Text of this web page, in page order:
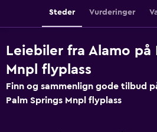
Steder Vurderinger
Leiebiler fra Alamo på
Mnpl flyplass
Finn og sammenlign gode tilbud
Palm Springs Mnpl flyplass